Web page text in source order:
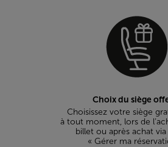
Choix du siège
Choisissez votre siège
à tout moment, lors de
billet ou après achat via
« Gérer ma